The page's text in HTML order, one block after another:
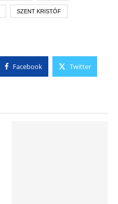
SZENT KRISTÓF
Facebook Twitter